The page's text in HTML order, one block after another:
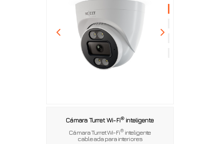
Cámara Turret Wi-Fi®inteligente
Cámara Turret Wi-Fi®inteligente
cableada para interiores